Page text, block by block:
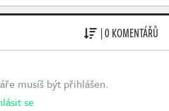
| 0 KOMENTÁŘŮ
musíš být přihlášen.
se